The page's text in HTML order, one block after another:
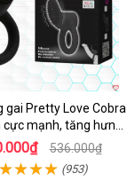
gai Pretty Love Cobra
cực mạnh, tăng hưng
phấn 536.000₫
(953)